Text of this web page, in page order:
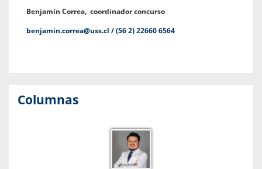
Benjamín Correa, coordinador concurso
benjamin.correa@uss.cl / (56 2) 22660 6564
Columnas